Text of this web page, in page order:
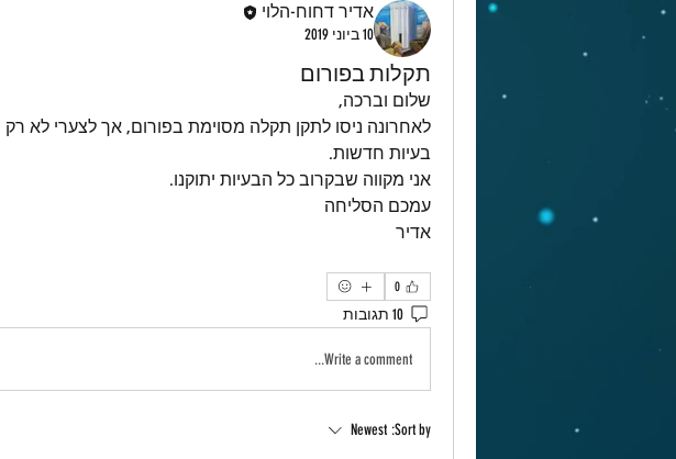
אדיר דחוח-הלוי
10 ביוני 2019
תקלות בפורום
שלום וברכה,
בעיות חדשות.
אני מקווה שבקרוב כל הבעיות יתוקנו.
עמכם הסליחה
אדיר
0
10 תגובות
Write a comment...
Sort by:
Newest